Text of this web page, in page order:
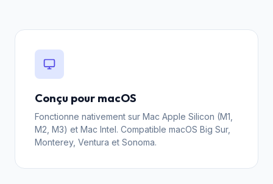
Conçu pour macOS
Fonctionne nativement sur Mac Apple Silicon (M1,
M2, M3) et Mac Intel. Compatible macOS Big Sur,
Monterey, Ventura et Sonoma.